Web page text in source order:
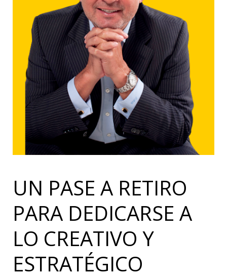
UN PASE A RETIRO
PARA DEDICARSE A
LO CREATIVO Y
ESTRATÉGICO